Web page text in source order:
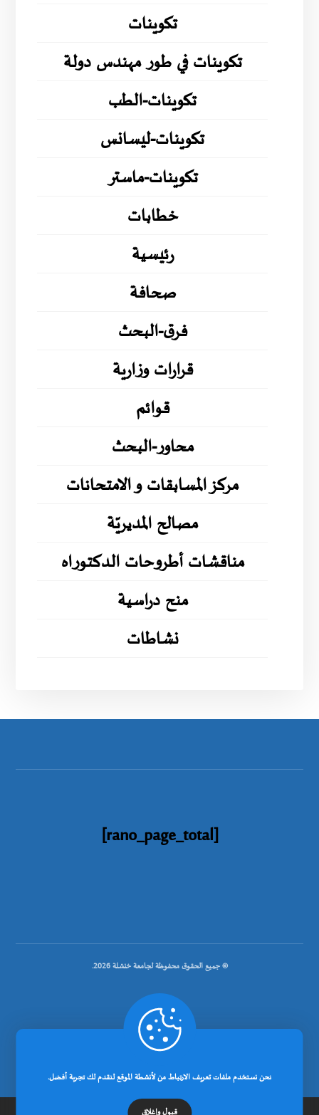
تكوينات
تكوينات في طور مهندس دولة
تكوينات-الطب
تكوينات-ليسانس
تكوينات-ماستر
خطابات
رئيسية
صحافة
فرق-البحث
قرارات وزارية
قوائم
محاور-البحث
مركز المسابقات و الامتحانات
مصالح المديريّة
مناقشات أطروحات الدكتوراه
منح دراسية
نشاطات
[rano_page_total]
© جميع الحقوق محفوظة لجامعة خنشلة 2026.
.
نحن نستخدم ملفات تعريف الارتباط من لأنشطة الموقع لنقدم لك تجربة أفضل.